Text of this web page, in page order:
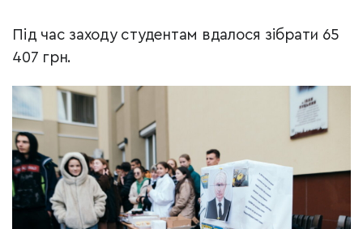
Під час заходу студентам вдалося зібрати 65
407 грн.